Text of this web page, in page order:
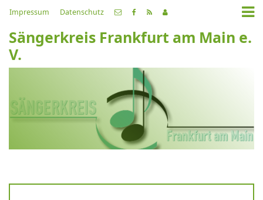
Impressum Datenschutz
Sängerkreis Frankfurt am Main e.
V.